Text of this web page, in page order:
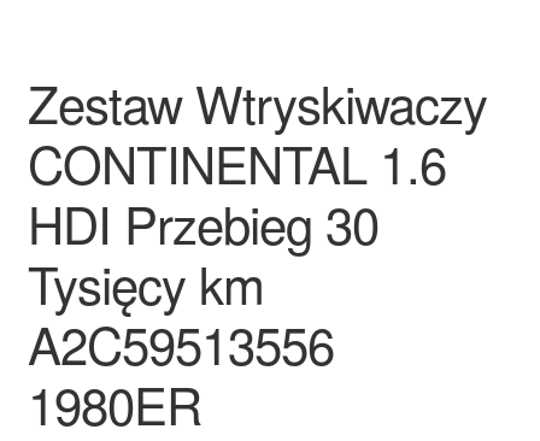
Zasady i warunki
Zestaw Wtryskiwaczy
CONTINENTAL 1.6
HDI Przebieg 30
Tysięcy km
A2C59513556
1980ER